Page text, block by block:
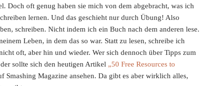
Doch oft genug haben sie mich von dem abgebracht, was ich
lernen. Und das geschieht nur durch Übung! Also
schreiben. Nicht indem ich ein Buch nach dem anderen lese.
Leben, in dem das so war. Statt zu lesen, schreibe ich
oft, aber hin und wieder. Wer sich dennoch über Tipps zum
sollte sich den heutigen Artikel „50 Free Resources to
Smashing Magazine ansehen. Da gibt es aber wirklich alles,